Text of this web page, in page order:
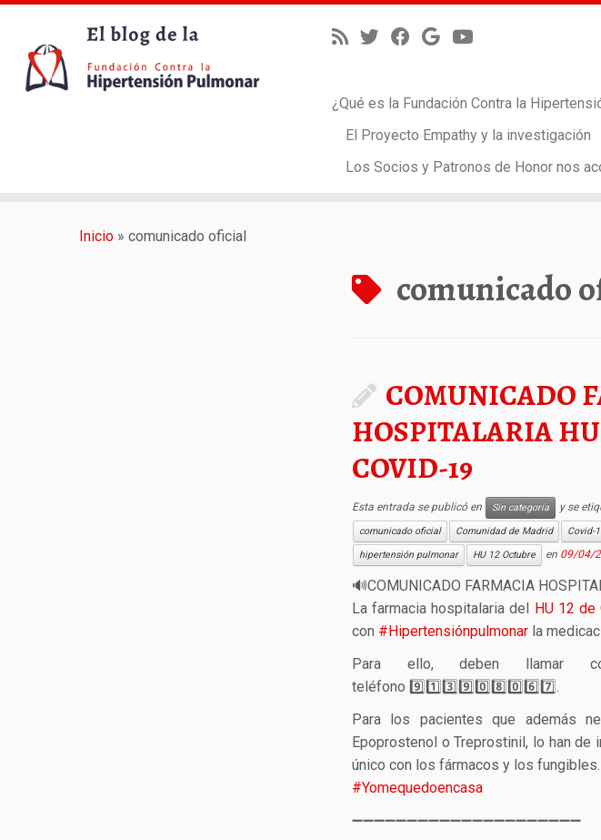
¿Qué es la Fundación Contra la
El Proyecto Empathy y la investigación
Los Socios y Patronos de Honor nos
Inicio » comunicado oficial
comunicado
COMUNICADO
HOSPITALARIA
COVID-19
Esta entrada se publicó en Sin categoría y se
comunicado oficial
Comunidad de Madrid Covid-
hipertensión pulmonar
HU 12 Octubre en 09/04/
🔊COMUNICADO FARMACIA
La farmacia hospitalaria del HU 12 de
con #Hipertensiónpulmonar la
Para ello, deben llamar
teléfono 9️⃣ 1️⃣ 3️⃣ 9️⃣ 0️⃣ 8️⃣ 0️⃣ 6️⃣ 7️⃣.
Para los pacientes que además
Epoprostenol o Treprostinil, lo han de
único con los fármacos y los fungibles.
#Yomequedoencasa
➖➖➖➖➖➖➖➖➖➖➖➖➖➖➖➖➖➖➖➖➖